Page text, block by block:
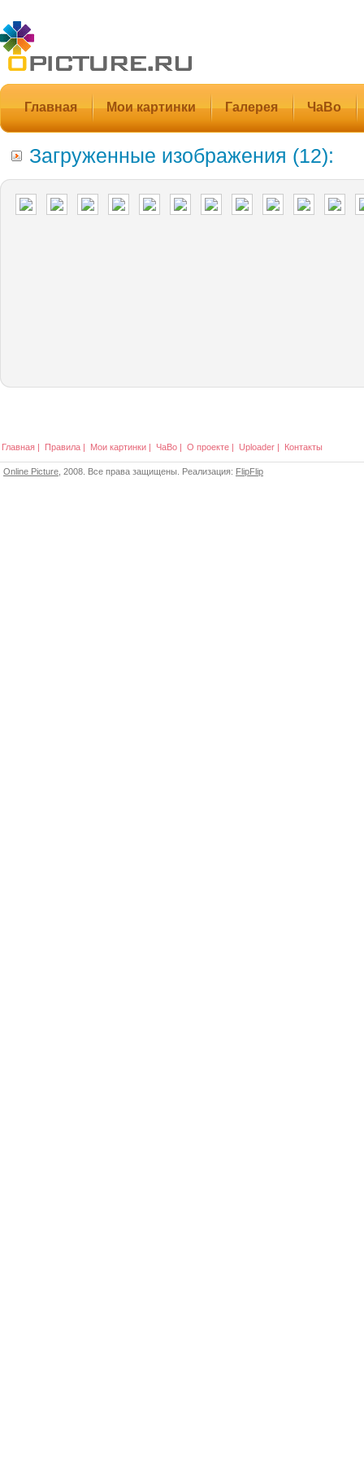
Главная Мои картинки Галерея ЧаВо
Загруженные изображения (12):
Главная | Правила | Мои картинки | ЧаВо | О проекте | Uploader | Контакты
Online Picture , 2008. Все права защищены. Реализация: FlipFlip